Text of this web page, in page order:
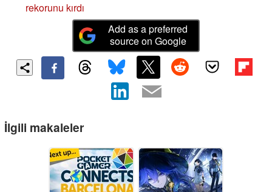
rekorunu kırdı
Add as a preferred
source on Google
İlgili makaleler